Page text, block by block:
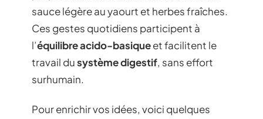
sauce légère au yaourt et herbes fraîches.
Ces gestes quotidiens participent à
l’équilibre acido-basiqueet facilitent le
travail dusystème digestif, sans effort
surhumain.
Pour enrichir vos idées, voici quelques